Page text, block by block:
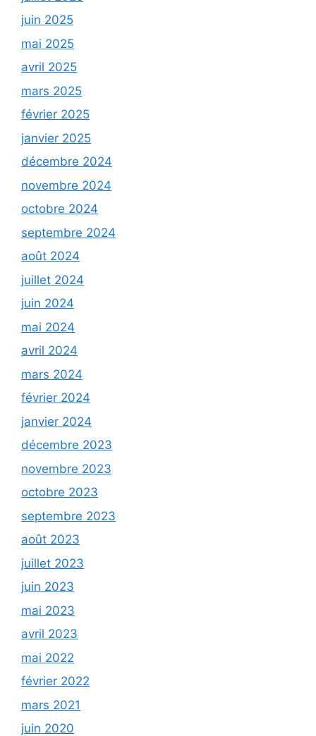
juin 2025
mai 2025
avril 2025
mars 2025
février 2025
janvier 2025
décembre 2024
novembre 2024
octobre 2024
septembre 2024
août 2024
juillet 2024
juin 2024
mai 2024
avril 2024
mars 2024
février 2024
janvier 2024
décembre 2023
novembre 2023
octobre 2023
septembre 2023
août 2023
juillet 2023
juin 2023
mai 2023
avril 2023
mai 2022
février 2022
mars 2021
juin 2020